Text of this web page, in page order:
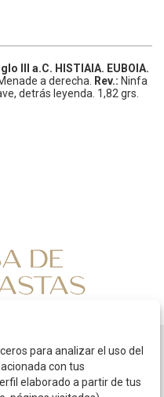
III a.C. HISTIAIA. EUBOIA.
a derecha. Rev.: Ninfa
detrás leyenda. 1,82 grs.
para analizar el uso del
con tus
elaborado a partir de tus